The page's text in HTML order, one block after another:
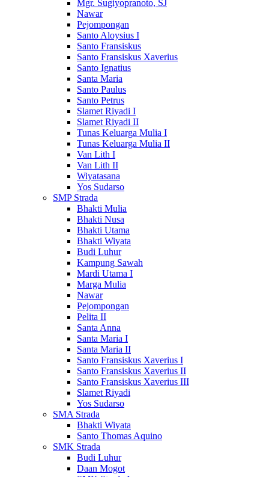
Mgr. Sugiyopranoto, SJ
Nawar
Pejompongan
Santo Aloysius I
Santo Fransiskus
Santo Fransiskus Xaverius
Santo Ignatius
Santa Maria
Santo Paulus
Santo Petrus
Slamet Riyadi I
Slamet Riyadi II
Tunas Keluarga Mulia I
Tunas Keluarga Mulia II
Van Lith I
Van Lith II
Wiyatasana
Yos Sudarso
SMP Strada
Bhakti Mulia
Bhakti Nusa
Bhakti Utama
Bhakti Wiyata
Budi Luhur
Kampung Sawah
Mardi Utama I
Marga Mulia
Nawar
Pejompongan
Pelita II
Santa Anna
Santa Maria I
Santa Maria II
Santo Fransiskus Xaverius I
Santo Fransiskus Xaverius II
Santo Fransiskus Xaverius III
Slamet Riyadi
Yos Sudarso
SMA Strada
Bhakti Wiyata
Santo Thomas Aquino
SMK Strada
Budi Luhur
Daan Mogot